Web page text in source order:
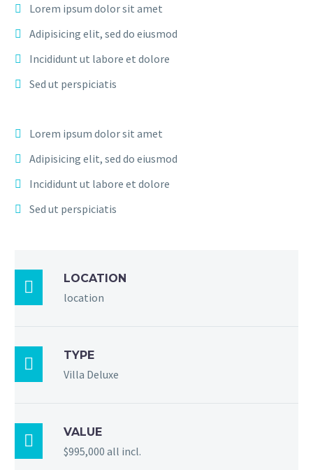
Lorem ipsum dolor sit amet
Adipisicing elit, sed do eiusmod
Incididunt ut labore et dolore
Sed ut perspiciatis
Lorem ipsum dolor sit amet
Adipisicing elit, sed do eiusmod
Incididunt ut labore et dolore
Sed ut perspiciatis
 LOCATION
location
 TYPE
Villa Deluxe
 VALUE
$995,000 all incl.